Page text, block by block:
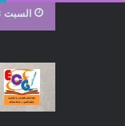
السبت 8 أغسطس 2026